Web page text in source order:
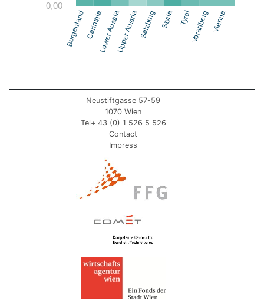
0,00
Burgenland CarinthiaLower AustriaUpper Austria Salzburg Styria Tyrol Vorarlberg Vienna
Neustiftgasse 57-59
1070 Wien
Tel+ 43 (0) 1 526 5 526
Contact
Impress